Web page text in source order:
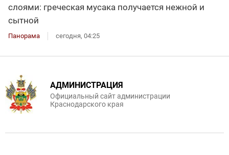
слоями: греческая мусака получается нежной и
сытной
Панорама сегодня, 04:25
АДМИНИСТРАЦИЯ
Официальный сайт администрации
Краснодарского края